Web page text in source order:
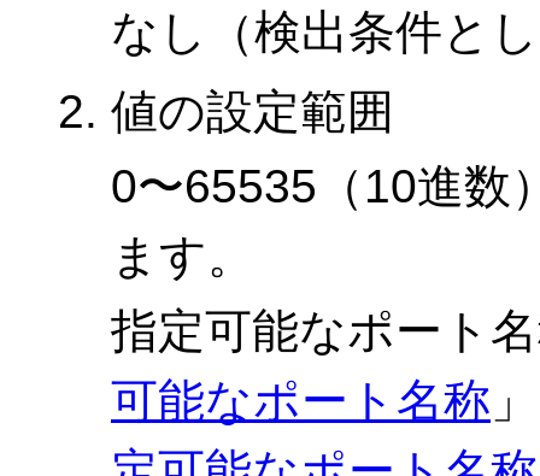
なし（検出条件と
値の設定範囲
0〜65535（10進数
ます。
指定可能なポート
可能なポート名称